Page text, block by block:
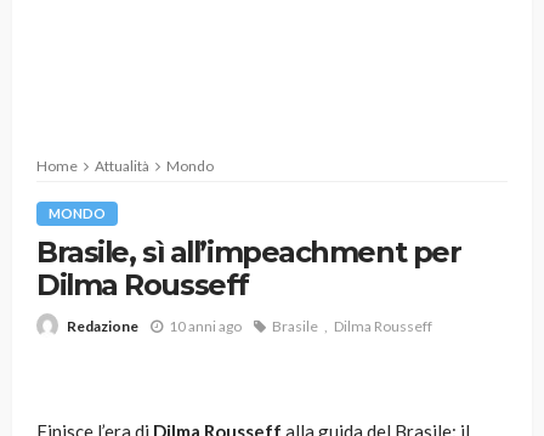
Home Attualità Mondo
MONDO
Brasile, sì all’impeachment per
Dilma Rousseff
Redazione 10 anni ago Brasile Dilma Rousseff